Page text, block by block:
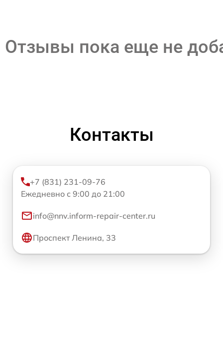
Отзывы пока еще не
Контакты
+7 (831) 231-09-76
Ежедневно с 9:00 до 21:00
info@nnv.inform-repair-center.ru
Проспект Ленина, 33